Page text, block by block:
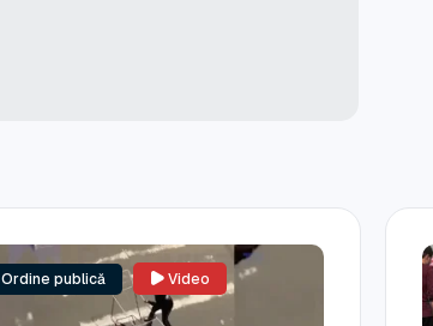
Ordine publică Video